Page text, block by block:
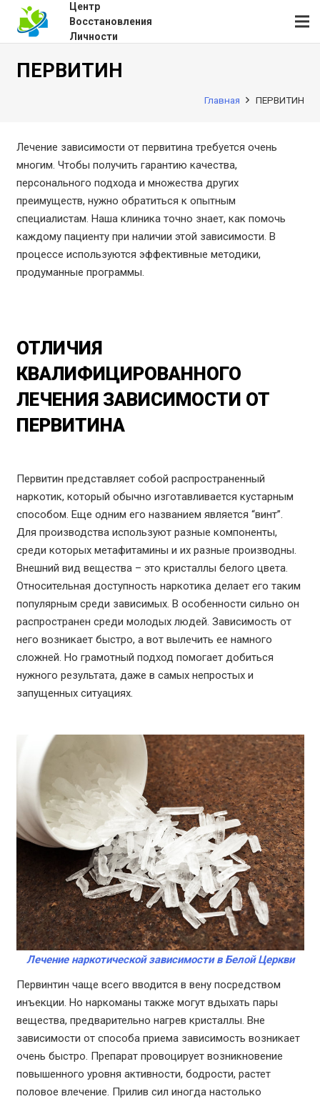
Центр
Восстановления
Личности
ПЕРВИТИН
Главная ПЕРВИТИН
Лечение зависимости от первитина требуется очень
многим. Чтобы получить гарантию качества,
персонального подхода и множества других
преимуществ, нужно обратиться к опытным
специалистам. Наша клиника точно знает, как помочь
каждому пациенту при наличии этой зависимости. В
процессе используются эффективные методики,
продуманные программы.
ОТЛИЧИЯ
КВАЛИФИЦИРОВАННОГО
ЛЕЧЕНИЯ ЗАВИСИМОСТИ ОТ
ПЕРВИТИНА
Первитин представляет собой распространенный
наркотик, который обычно изготавливается кустарным
способом. Еще одним его названием является “винт”.
Для производства используют разные компоненты,
среди которых метафитамины и их разные производны.
Внешний вид вещества – это кристаллы белого цвета.
Относительная доступность наркотика делает его таким
популярным среди зависимых. В особенности сильно он
распространен среди молодых людей. Зависимость от
него возникает быстро, а вот вылечить ее намного
сложней. Но грамотный подход помогает добиться
нужного результата, даже в самых непростых и
запущенных ситуациях.
Лечение наркотической зависимости в Белой Церкви
Первинтин чаще всего вводится в вену посредством
инъекции. Но наркоманы также могут вдыхать пары
вещества, предварительно нагрев кристаллы. Вне
зависимости от способа приема зависимость возникает
очень быстро. Препарат провоцирует возникновение
повышенного уровня активности, бодрости, растет
половое влечение. Прилив сил иногда настолько